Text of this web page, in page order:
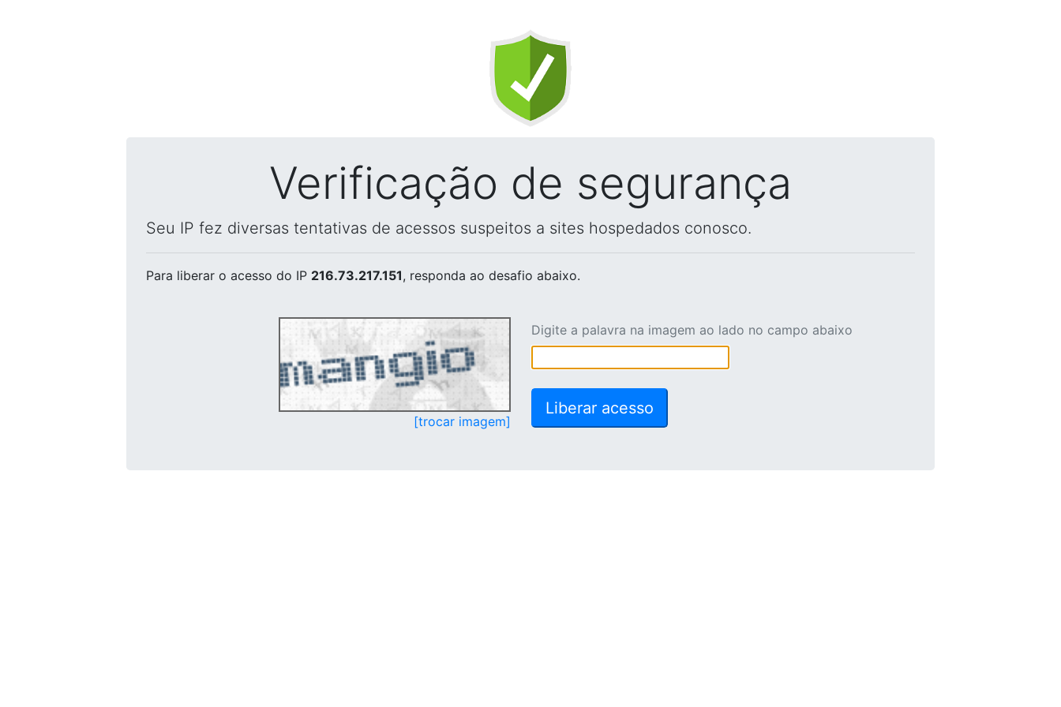
Verificação de segurança
Seu IP fez diversas tentativas de acessos suspeitos a sites hospedados conosco.
Para liberar o acesso do IP 216.73.217.151, responda ao desafio abaixo.
[trocar imagem]
Digite a palavra na imagem ao lado no campo abaixo